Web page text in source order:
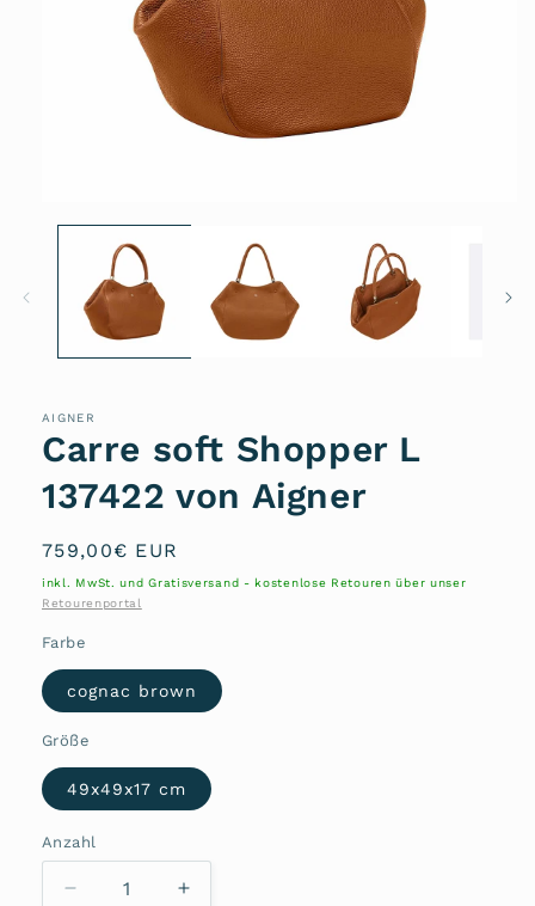
AIGNER
Carre soft Shopper L
137422 von Aigner
Normaler
Preis
759,00€ EUR
inkl. MwSt. und Gratisversand - kostenlose Retouren über unser
Retourenportal
Farbe
cognac brown
Größe
49x49x17 cm
Anzahl
Anzahl
Verringere
Erhöhe